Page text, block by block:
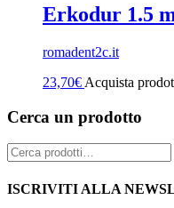
Erkodur 1.5
romadent2c.it
23,70€ Acquista
Cerca un prodotto
Cerca:
ISCRIVITI ALLA